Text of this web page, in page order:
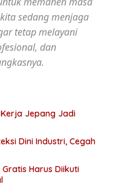
sedang menjaga
tetap melayani
dan
Jepang Jadi
Dini Industri, Cegah
Harus Diikuti